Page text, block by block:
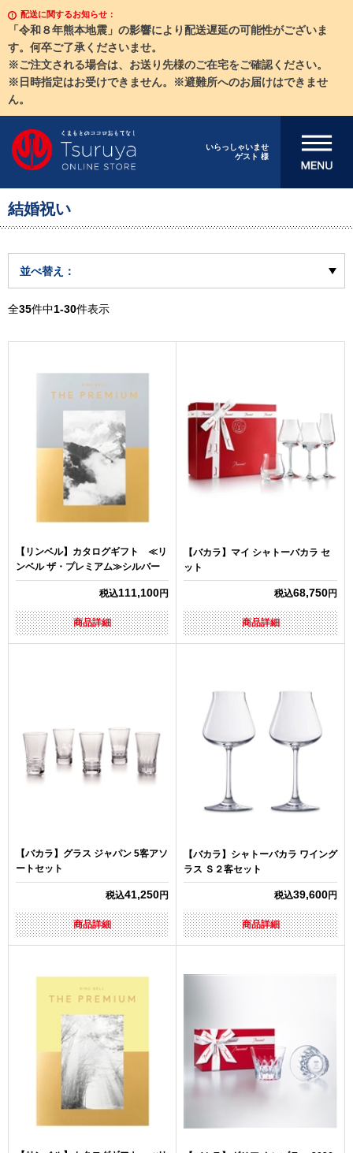
配送に関するお知らせ：
「令和８年熊本地震」の影響により配送遅延の可能性がございま
す。何卒ご了承くださいませ。
※ご注文される場合は、お送り先様のご在宅をご確認ください。
※日時指定はお受けできません。※避難所へのお届けはできませ
ん。
いらっしゃいませ
ゲスト 様
メニューを開
結婚祝い
並べ替え：
全35件中1-30件表示
【リンベル】カタログギフト ≪リ
ンベル ザ・プレミアム≫シルバー
税込111,100円
商品詳細
【バカラ】マイ シャトーバカラ セ
ット
税込68,750円
商品詳細
【バカラ】グラス ジャパン 5客アソ
ートセット
税込41,250円
商品詳細
【バカラ】シャトーバカラ ワイング
ラス Ｓ２客セット
税込39,600円
商品詳細